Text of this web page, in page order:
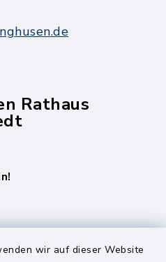
wir auf dieser Website
Rathaus